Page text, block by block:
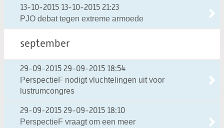
13-10-2015 13-10-2015 21:23
PJO debat tegen extreme armoede
september
29-09-2015 29-09-2015 18:54
PerspectieF nodigt vluchtelingen uit voor
lustrumcongres
29-09-2015 29-09-2015 18:10
PerspectieF vraagt om een meer